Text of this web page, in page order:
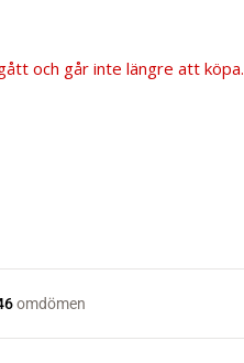
och går inte längre att köpa.